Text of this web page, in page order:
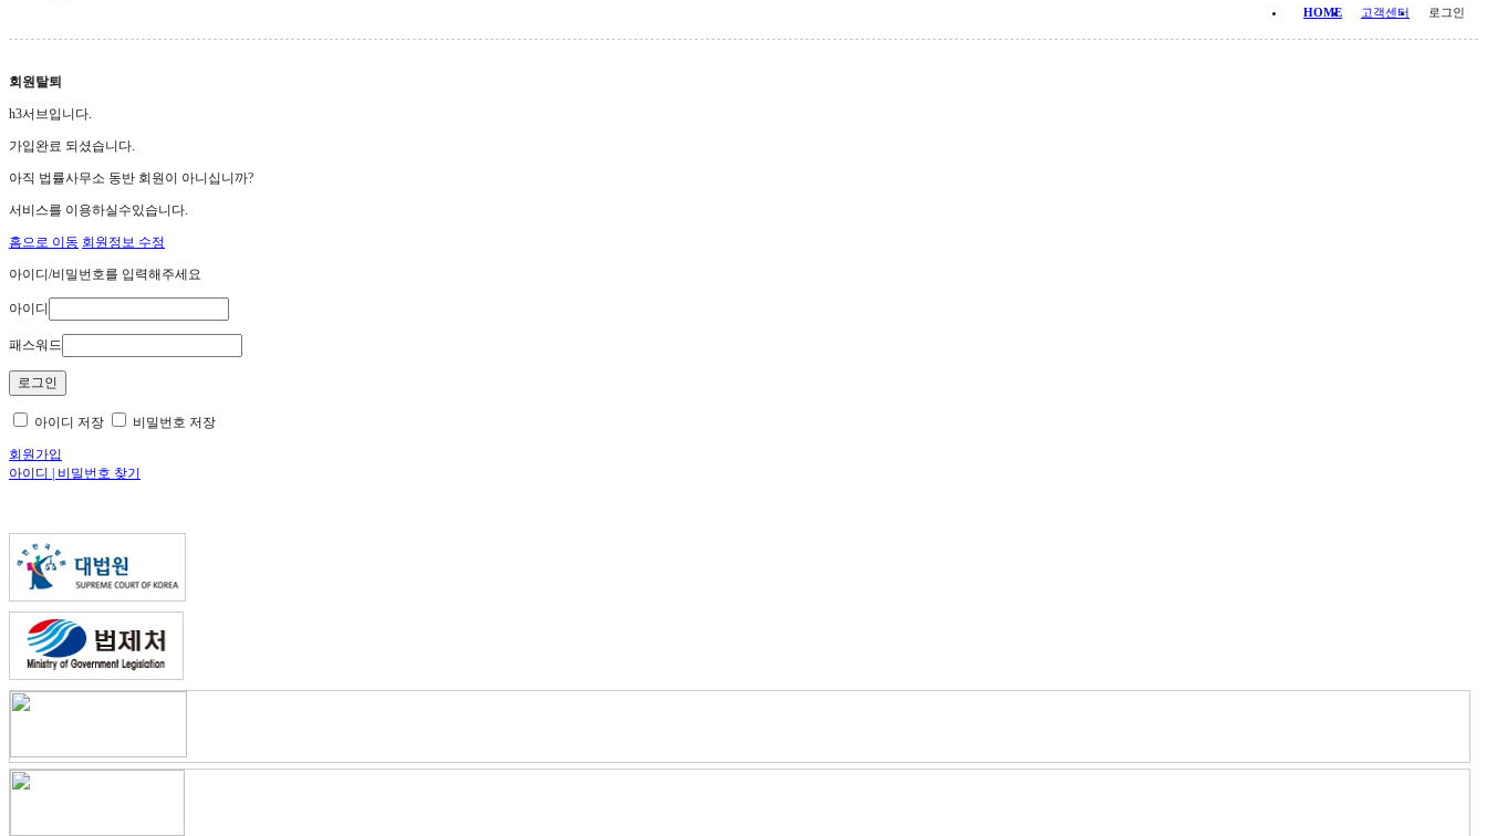
HOME 고객센터 로그인
회원탈퇴
h3서브입니다.
가입완료 되셨습니다.
아직 법률사무소 동반 회원이 아니십니까?
서비스를 이용하실수있습니다.
홈으로 이동 회원정보 수정
아이디/비밀번호를 입력해주세요
아이디
패스워드
아이디 저장 비밀번호 저장
회원가입
아이디 | 비밀번호 찾기